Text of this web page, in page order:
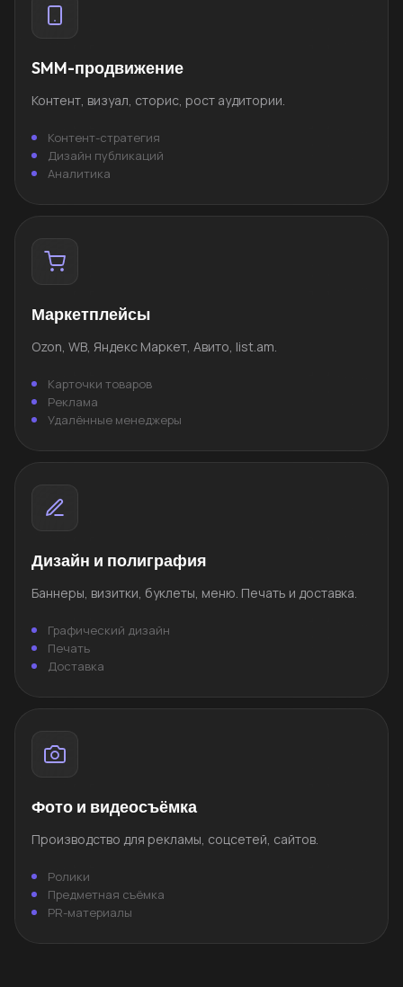
SMM-продвижение
Контент, визуал, сторис, рост аудитории.
Контент-стратегия
Дизайн публикаций
Аналитика
Маркетплейсы
Ozon, WB, Яндекс Маркет, Авито, list.am.
Карточки товаров
Реклама
Удалённые менеджеры
Дизайн и полиграфия
Баннеры, визитки, буклеты, меню. Печать и доставка.
Графический дизайн
Печать
Доставка
Фото и видеосъёмка
Производство для рекламы, соцсетей, сайтов.
Ролики
Предметная съёмка
PR-материалы